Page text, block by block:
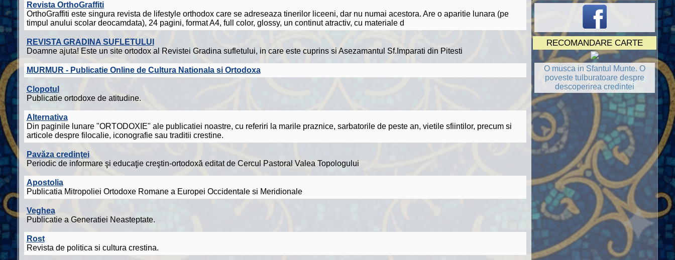
Revista OrthoGraffiti
OrthoGraffiti este singura revista de lifestyle orthodox care se adreseaza tinerilor liceeni, dar nu numai acestora. Are o aparitie lunara (pe
timpul anului scolar deocamdata), 24 pagini, format A4, full color, glossy, un continut atractiv, cu materiale d
REVISTA GRADINA SUFLETULUI
Doamne ajuta! Este un site ortodox al Revistei Gradina sufletului, in care este cuprins si Asezamantul Sf.Imparati din Pitesti
MURMUR - Publicatie Online de Cultura Nationala si Ortodoxa
Clopotul
Publicatie ortodoxe de atitudine.
Alternativa
Din paginile lunare "ORTODOXIE" ale publicatiei noastre, cu referiri la marile praznice, sarbatorile de peste an, vietile sfiintilor, precum si
articole despre filocalie, iconografie sau traditii crestine.
Pavăza credinţei
Periodic de informare şi educaţie creştin-ortodoxă editat de Cercul Pastoral Valea Topologului
Apostolia
Publicatia Mitropoliei Ortodoxe Romane a Europei Occidentale si Meridionale
Veghea
Publicatie a Generatiei Neasteptate.
Rost
Revista de politica si cultura crestina.
RECOMANDARE CARTE
O musca in Sfantul Munte. O
poveste tulburatoare despre
descoperirea credintei